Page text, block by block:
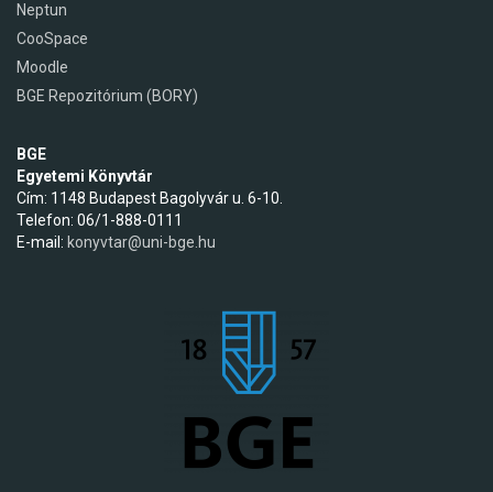
Neptun
CooSpace
Moodle
BGE Repozitórium (BORY)
BGE
Egyetemi Könyvtár
Cím: 1148 Budapest Bagolyvár u. 6-10.
Telefon: 06/1-888-0111
E-mail: konyvtar@uni-bge.hu